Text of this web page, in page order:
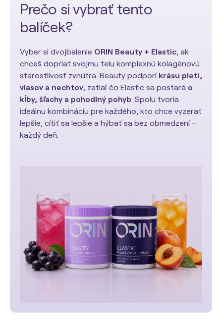
Prečo si vybrať tento
balíček?
Vyber si dvojbalenie ORIN Beauty + Elastic, ak
chceš dopriať svojmu telu komplexnú kolagénovú
starostlivosť zvnútra. Beauty podporí krásu pleti,
vlasov a nechtov, zatiaľ čo Elastic sa postará o
kĺby, šľachy a pohodlný pohyb. Spolu tvoria
ideálnu kombináciu pre každého, kto chce vyzerať
lepšie, cítiť sa lepšie a hýbať sa bez obmedzení –
každý deň.